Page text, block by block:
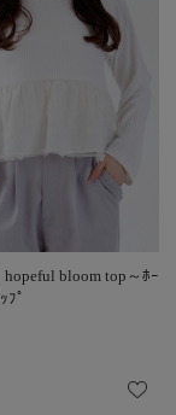
hopeful bloom top～ﾎｰ
ﾌﾟ